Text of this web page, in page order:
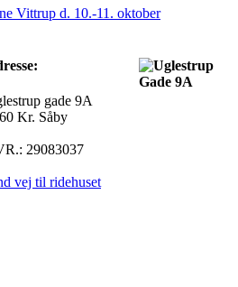
Vittrup d. 10.-11. oktober
gade 9A
Kr. Såby
29083037
vej til ridehuset